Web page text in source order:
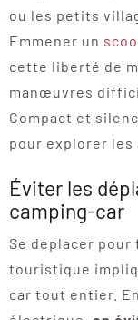
ou les petits
Emmener un
cette liberté de
manœuvres
Compact et
pour explorer les
Éviter les
camping-car
Se déplacer
touristique
car tout entier.